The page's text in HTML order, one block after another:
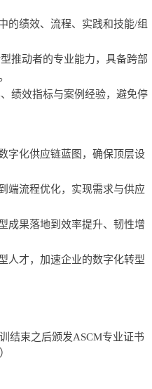
的绩效、流程、实践和技能/组
推动者的专业能力，具备跨部
绩效指标与案例经验，避免停
字化供应链蓝图，确保顶层设
端流程优化，实现需求与供应
成果落地到效率提升、韧性增
人才，加速企业的数字化转型
结束之后颁发ASCM专业证书